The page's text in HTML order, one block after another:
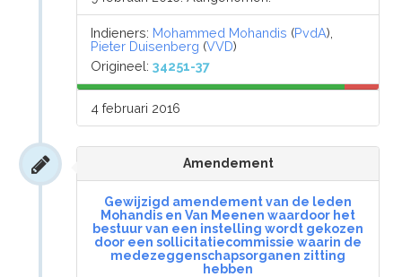
Indieners: Mohammed Mohandis (PvdA),
Pieter Duisenberg (VVD)
Origineel:34251-37
4 februari 2016
Amendement
Gewijzigd amendement van de leden
Mohandis en Van Meenen waardoor het
bestuur van een instelling wordt gekozen
door een sollicitatiecommissie waarin de
medezeggenschapsorganen zitting
hebben